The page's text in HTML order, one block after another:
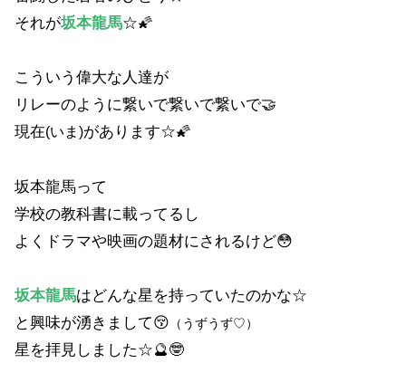
それが坂本龍馬☆🌠
こういう偉大な人達が
リレーのように繋いで繋いで繋いで🤝
現在(いま)があります☆🌠
坂本龍馬って
学校の教科書に載ってるし
よくドラマや映画の題材にされるけど😳
坂本龍馬はどんな星を持っていたのかな☆
と興味が湧きまして😚 （うずうず♡）
星を拝見しました☆🔮🤓